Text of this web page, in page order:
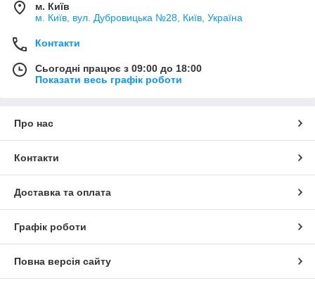
м. Київ
м. Київ, вул. Дубровицька №28, Київ, Україна
Контакти
Сьогодні працює з 09:00 до 18:00
Показати весь графік роботи
Про нас
Контакти
Доставка та оплата
Графік роботи
Повна версія сайту